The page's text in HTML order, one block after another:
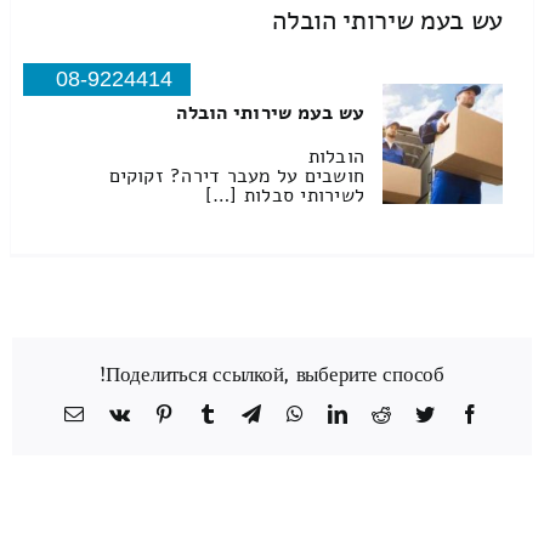
עש בעמ שירותי הובלה
08-9224414
עש בעמ שירותי הובלה
הובלות
חושבים על מעבר דירה? זקוקים
לשירותי סבלות […]
Поделиться ссылкой, выберите способ!
Facebook
Twitter
Reddit
LinkedIn
WhatsApp
Telegram
Tumblr
Pinterest
Vk
כתובת